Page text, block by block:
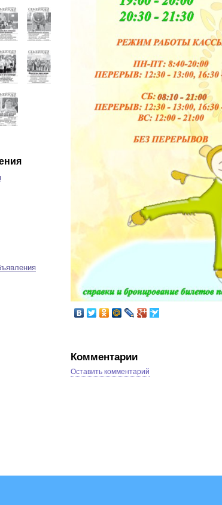
Комментарии
Оставить комментарий